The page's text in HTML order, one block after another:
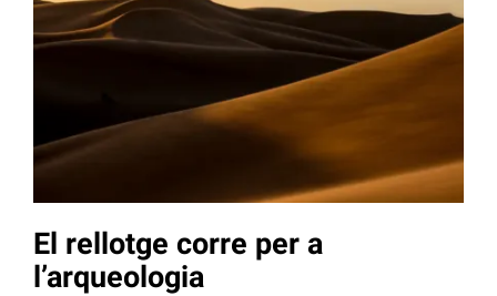
El rellotge corre per a
l’arqueologia